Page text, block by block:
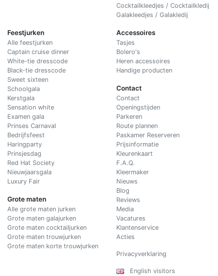
Cocktailkleedjes / Cocktailkledij
Galakleedjes / Galakledij
Feestjurken
Alle feestjurken
Captain cruise dinner
White-tie dresscode
Black-tie dresscode
Sweet sixteen
Schoolgala
Kerstgala
Sensation white
Examen gala
Prinses Carnaval
Bedrijfsfeest
Haringparty
Prinsjesdag
Red Hat Society
Nieuwjaarsgala
Luxury Fair
Grote maten
Alle grote maten jurken
Grote maten galajurken
Grote maten cocktailjurken
Grote maten trouwjurken
Grote maten korte trouwjurken
Accessoires
Tasjes
Bolero's
Heren accessoires
Handige producten
Contact
Contact
Openingstijden
Parkeren
Route plannen
Paskamer Reserveren
Prijsinformatie
Kleurenkaart
F.A.Q.
Kleermaker
Nieuws
Blog
Reviews
Media
Vacatures
Klantenservice
Acties
Privacyverklaring
English visitors